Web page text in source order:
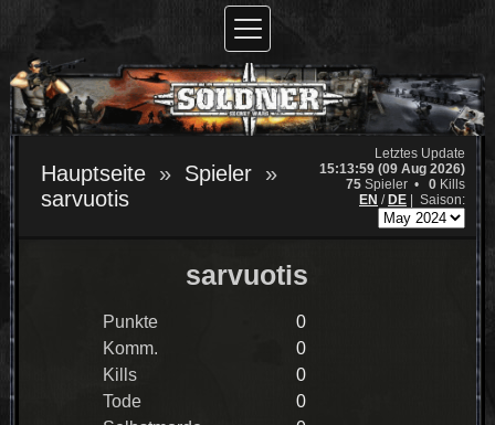
Hauptseite
Spieler
sarvuotis
Letztes Update
15:13:59 (09 Aug 2026)
75 Spieler • 0 Kills
EN /DE | Saison:
sarvuotis
Punkte
0
Komm.
0
Kills
0
Tode
0